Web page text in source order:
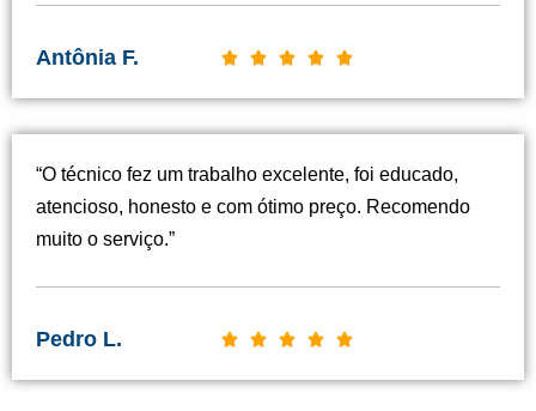
Antônia F.     C
s
i
i
d
“O técnico fez um trabalho excelente, foi educado,
atencioso, honesto e com ótimo preço. Recomendo
muito o serviço.”
Pedro L.     C